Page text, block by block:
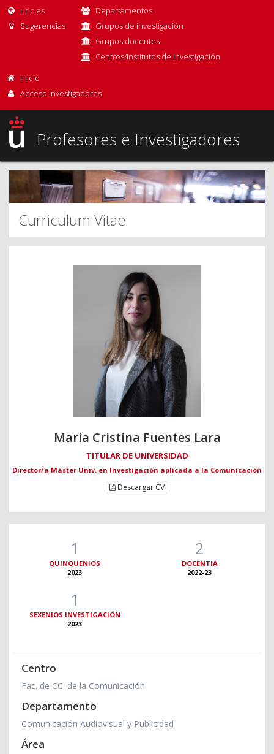
urjc.es
Sugerencias
Departamentos
Grupos de investigación
Grupos docentes
Centros/Institutos de Investigación
Inicio
Acceso Investigadores
Profesores e Investigadores
Curriculum Vitae
María Cristina Fuentes Lara
TITULAR DE UNIVERSIDAD
Director/a Máster Univ. en Investigación aplicada a la Comunicación
Descargar CV
1
QUINQUENIOS
2023
2
DOCENTIA
2022-23
1
SEXENIOS INVESTIGACIÓN
2023
Centro
Fac. de CC. de la Comunicación
Departamento
Comunicación Audiovisual y Publicidad
Área